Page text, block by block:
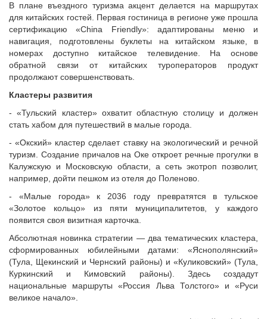
В плане въездного туризма акцент делается на маршрутах
для китайских гостей. Первая гостиница в регионе уже прошла
сертификацию «China Friendly»: адаптированы меню и
навигация, подготовлены буклеты на китайском языке, в
номерах доступно китайское телевидение. На основе
обратной связи от китайских туроператоров продукт
продолжают совершенствовать.
Кластеры развития
- «Тульский кластер» охватит областную столицу и должен
стать хабом для путешествий в малые города.
- «Окский» кластер сделает ставку на экологический и речной
туризм. Создание причалов на Оке откроет речные прогулки в
Калужскую и Московскую области, а сеть экотроп позволит,
например, дойти пешком из отеля до Поленово.
- «Малые города» к 2036 году превратятся в тульское
«Золотое кольцо» из пяти муниципалитетов, у каждого
появится своя визитная карточка.
Абсолютная новинка стратегии — два тематических кластера,
сформированных юбилейными датами: «Яснополянский»
(Тула, Щекинский и Чернский районы) и «Куликовский» (Тула,
Куркинский и Кимовский районы). Здесь создадут
национальные маршруты «Россия Льва Толстого» и «Руси
великое начало».